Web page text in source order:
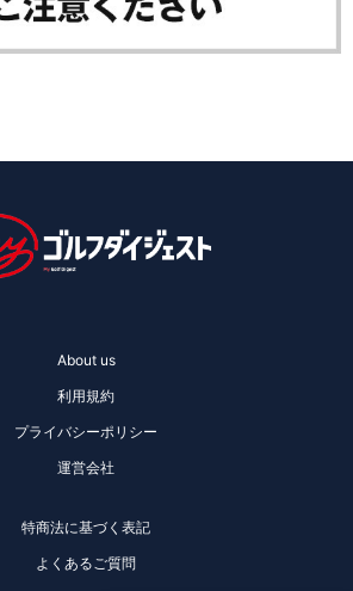
About us
利用規約
プライバシーポリシー
運営会社
特商法に基づく表記
よくあるご質問